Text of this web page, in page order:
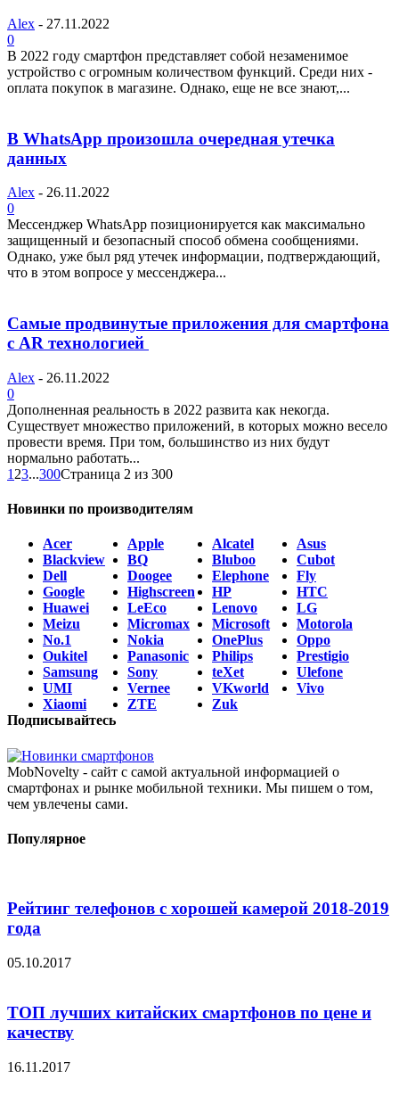
Alex - 27.11.2022
0
В 2022 году смартфон представляет собой незаменимое
устройство с огромным количеством функций. Среди них -
оплата покупок в магазине. Однако, еще не все знают,...
В WhatsApp произошла очередная утечка
данных
Alex - 26.11.2022
0
Мессенджер WhatsApp позиционируется как максимально
защищенный и безопасный способ обмена сообщениями.
Однако, уже был ряд утечек информации, подтверждающий,
что в этом вопросе у мессенджера...
Самые продвинутые приложения для смартфона
с AR технологией
Alex - 26.11.2022
0
Дополненная реальность в 2022 развита как некогда.
Существует множество приложений, в которых можно весело
провести время. При том, большинство из них будут
нормально работать...
1 23...300Страница 2 из 300
Новинки по производителям
Acer Apple Alcatel
Asus
Blackview
BQ Bluboo
Cubot
Dell
Doogee Elephone
Fly
Google
Highscreen HP
HTC
Huawei
LeEco Lenovo
LG
Meizu
Micromax Microsoft
Motorola
No.1
Nokia OnePlus
Oppo
Oukitel
Panasonic Philips
Prestigio
Samsung
Sony teXet
Ulefone
UMI
Vernee VKworld
Vivo
Xiaomi
ZTE
Zuk
Подписывайтесь
MobNovelty - сайт с самой актуальной информацией о
смартфонах и рынке мобильной техники. Мы пишем о том,
чем увлечены сами.
Популярное
Рейтинг телефонов с хорошей камерой 2018-2019
года
05.10.2017
ТОП лучших китайских смартфонов по цене и
качеству
16.11.2017